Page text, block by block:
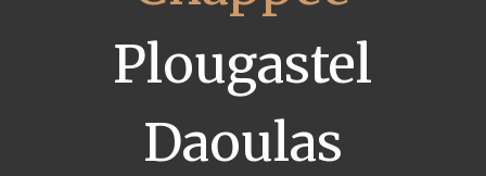
Plougastel
Daoulas